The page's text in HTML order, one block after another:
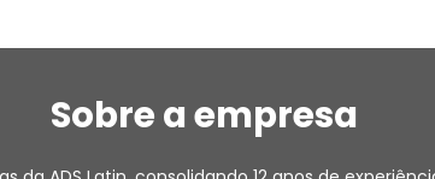
Sobre a empresa